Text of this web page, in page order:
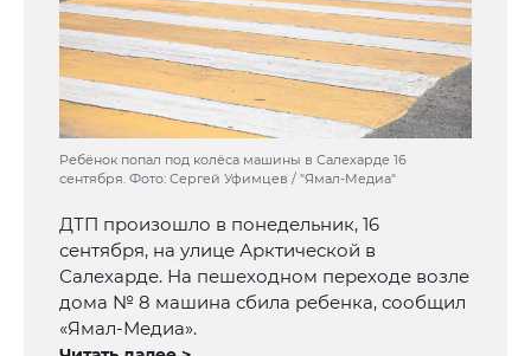
Ребёнок попал под колёса машины в Салехарде 16
сентября. Фото: Сергей Уфимцев / "Ямал-Медиа"
ДТП произошло в понедельник, 16
сентября, на улице Арктической в
Салехарде. На пешеходном переходе возле
дома № 8 машина сбила ребенка, сообщил
«Ямал-Медиа».